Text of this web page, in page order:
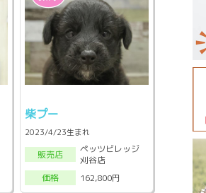
柴プー
2023/4/23生まれ
販売店
ペッツビレッジ
刈谷店
価格
162,800円